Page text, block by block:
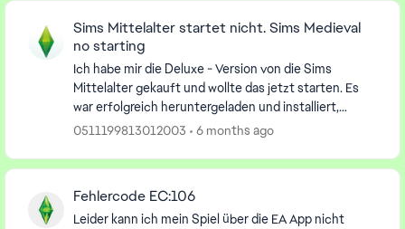
Sims Mittelalter startet nicht. Sims Medieval
no starting
Ich habe mir die Deluxe - Version von die Sims
Mittelalter gekauft und wollte das jetzt starten. Es
war erfolgreich heruntergeladen und installiert,
allerdings kommt sofort eine Fehlermeldung. Es sta...
0511199813012003 6 months ago
Fehlercode EC:106
Leider kann ich mein Spiel über die EA App nicht